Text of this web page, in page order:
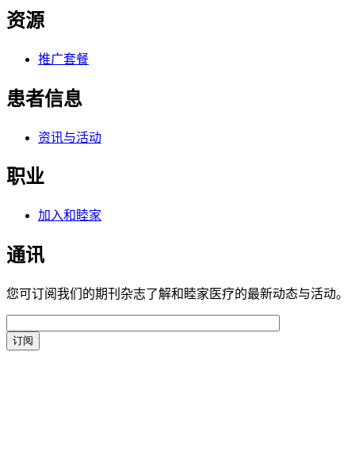
资源
推广套餐
患者信息
资讯与活动
职业
加入和睦家
通讯
您可订阅我们的期刊杂志了解和睦家医疗的最新动态与活动。